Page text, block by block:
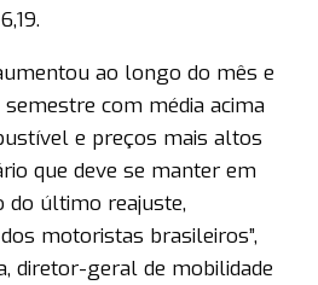
ao longo do mês e
com média acima
e preços mais altos
que deve se manter em
último reajuste,
motoristas brasileiros”,
diretor-geral de mobilidade